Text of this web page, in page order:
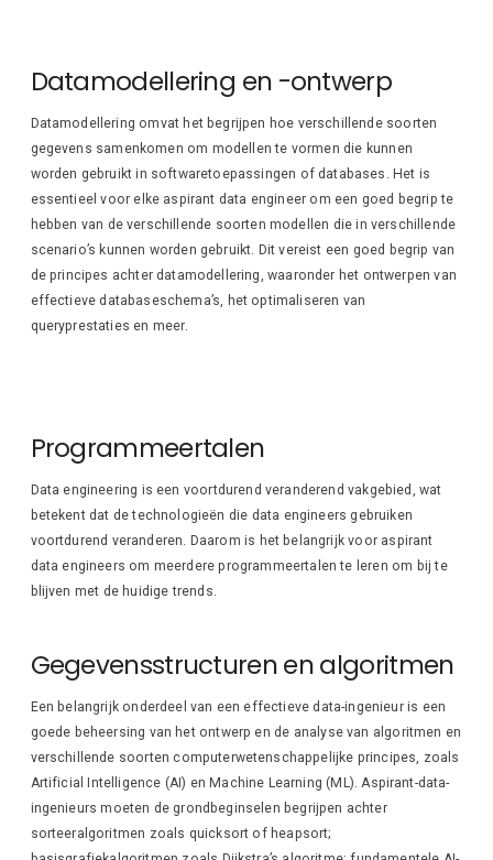
Datamodellering en -ontwerp
Datamodellering omvat het begrijpen hoe verschillende soorten
gegevens samenkomen om modellen te vormen die kunnen
worden gebruikt in softwaretoepassingen of databases. Het is
essentieel voor elke aspirant data engineer om een goed begrip te
hebben van de verschillende soorten modellen die in verschillende
scenario’s kunnen worden gebruikt. Dit vereist een goed begrip van
de principes achter datamodellering, waaronder het ontwerpen van
effectieve databaseschema’s, het optimaliseren van
queryprestaties en meer.
Programmeertalen
Data engineering is een voortdurend veranderend vakgebied, wat
betekent dat de technologieën die data engineers gebruiken
voortdurend veranderen. Daarom is het belangrijk voor aspirant
data engineers om meerdere programmeertalen te leren om bij te
blijven met de huidige trends.
Gegevensstructuren en algoritmen
Een belangrijk onderdeel van een effectieve data-ingenieur is een
goede beheersing van het ontwerp en de analyse van algoritmen en
verschillende soorten computerwetenschappelijke principes, zoals
Artificial Intelligence (AI) en Machine Learning (ML). Aspirant-data-
ingenieurs moeten de grondbeginselen begrijpen achter
sorteeralgoritmen zoals quicksort of heapsort;